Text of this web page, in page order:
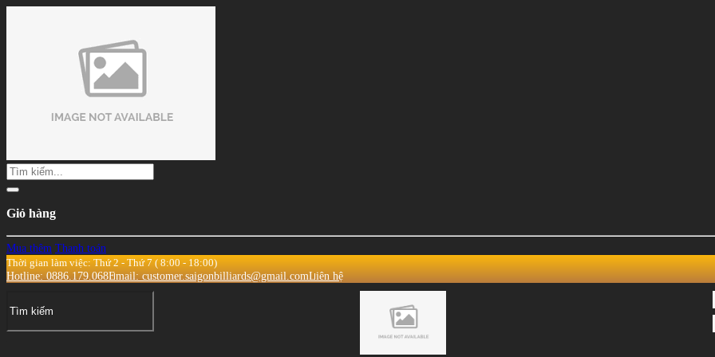
Giỏ hàng
Mua thêm Thanh toán
Thời gian làm việc: Thứ 2 - Thứ 7 ( 8:00 - 18:00)
Hotline: 0886.179.068Email: customer.saigonbilliards@gmail.comLiên hệ